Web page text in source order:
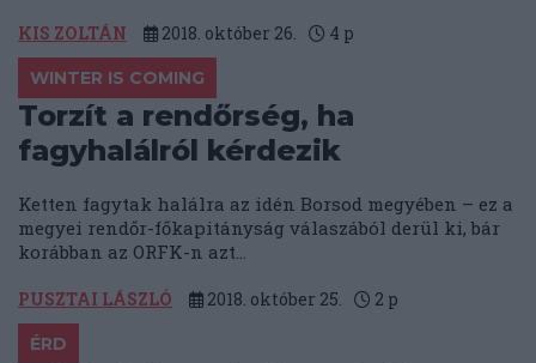
KIS ZOLTÁN 2018. október 26. 4 p
WINTER IS COMING
Torzít a rendőrség, ha
fagyhalálról kérdezik
Ketten fagytak halálra az idén Borsod megyében – ez a
megyei rendőr-főkapitányság válaszából derül ki, bár
korábban az ORFK-n azt...
PUSZTAI LÁSZLÓ 2018. október 25. 2 p
ÉRD